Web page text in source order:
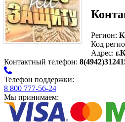
Регион:
Код
Адрес:
Контактный телефон:
Телефон поддержки:
8 800 777-56-24
Мы принимаем: